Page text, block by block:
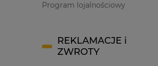
Program lojalnościowy
REKLAMACJE i
ZWROTY